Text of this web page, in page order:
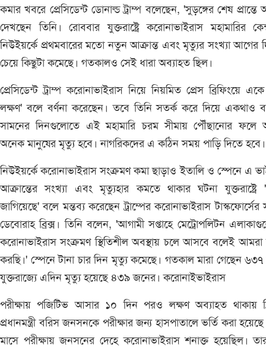
কমার খবরে প্রেসিডেন্ট ডোনাল্ড ট্রাম্প বলেছেন, 'সুড়ঙ্গের শেষ
দেখছেন তিনি। রোববার যুক্তরাষ্ট্রে করোনাভাইরাস মহামারির
নিউইয়র্কে প্রথমবারের মতো নতুন আক্রান্ত এবং মৃত্যুর সংখ্যা আগের
চেয়ে কিছুটা কমেছে। গতকালও সেই ধারা অব্যাহত ছিল।
প্রেসিডেন্ট ট্রাম্প করোনাভাইরাস নিয়ে নিয়মিত প্রেস ব্রিফিংয়ে
লক্ষণ' বলে বর্ণনা করেছেন। তবে তিনি সতর্ক করে দিয়ে একথাও
সামনের দিনগুলোতে এই মহামারি চরম সীমায় পৌঁছানোর
অনেক মানুষের মৃত্যু হবে। নাগরিকদের এ কঠিন সময় পাড়ি দিতে হবে।
নিউইয়র্কে করোনাভাইরাস সংক্রমণ কমা ছাড়াও ইতালি ও স্পেনে এ
আক্রান্তের সংখ্যা এবং মৃত্যুহার কমতে থাকার ঘটনা
জাগিয়েছে' বলে মন্তব্য করেছেন ট্রাম্পের করোনাভাইরাস টাস্কফোর্সের
ডেবোরাহ ব্রিক্স। তিনি বলেন, 'আগামী সপ্তাহে মেট্রোপলিটন
করোনাভাইরাস সংক্রমণ স্থিতিশীল অবস্থায় চলে আসবে বলেই
করছি।' স্পেনে টানা চার দিন মৃত্যু কমেছে। গতকাল মারা গেছেন
যুক্তরাজ্যে এদিন মৃত্যু হয়েছে ৪৩৯ জনের। করোনাইভাইরাস
পরীক্ষায় পজিটিভ আসার ১০ দিন পরও লক্ষণ অব্যাহত থাকায়
প্রধানমন্ত্রী বরিস জনসনকে পরীক্ষার জন্য হাসপাতালে ভর্তি করা
মাসে পরীক্ষায় জনসনের দেহে করোনাভাইরাস শনাক্ত হয়েছিল।